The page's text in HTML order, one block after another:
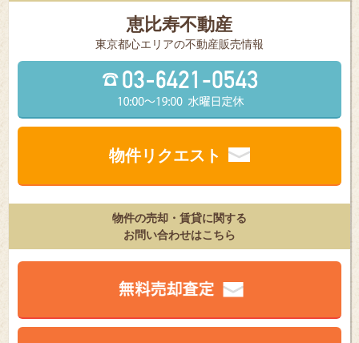
恵比寿不動産
東京都⼼エリアの不動産販売情報
物件リクエスト
物件の売却・賃貸に関する
お問い合わせはこちら